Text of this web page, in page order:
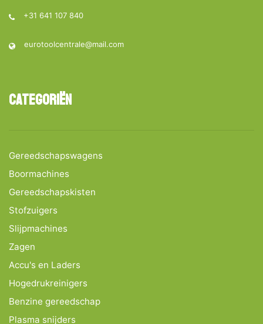
+31 641 107 840
eurotoolcentrale@mail.com
Categoriën
Gereedschapswagens
Boormachines
Gereedschapskisten
Stofzuigers
Slijpmachines
Zagen
Accu's en Laders
Hogedrukreinigers
Benzine gereedschap
Plasma snijders